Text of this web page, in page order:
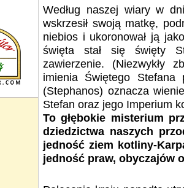
Według naszej wiary w
wskrzesił swoją matkę,
niebios i ukoronował ją
święta stał się święty
zawierzenie. (Niezwykły
imienia Świętego Stefana
(Stephanos) oznacza
Stefan oraz jego Imperium
To głębokie misterium
dziedzictwa naszych
jedność ziem kotliny-
jedność praw, obyczajów